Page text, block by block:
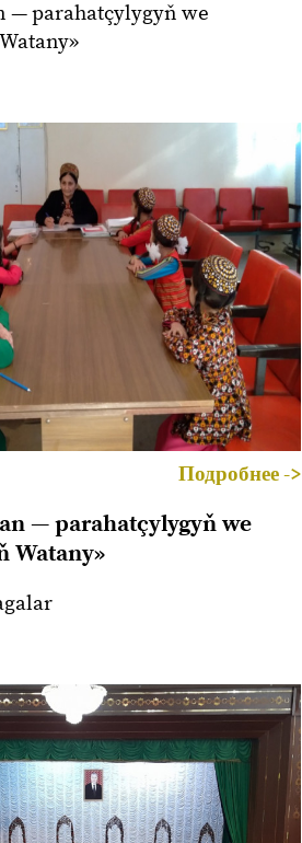
— parahatçylygyň we
Подробнее ->
— parahatçylygyň we
Watany»